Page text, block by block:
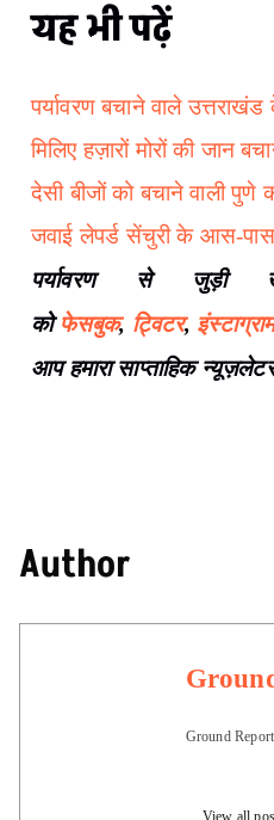
यह भी पढ़ें
पर्यावरण बचाने वाले
मिलिए हज़ारों मोरों की जान
देसी बीजों को बचाने वाली पुणे
जवाई लेपर्ड सेंचुरी के आस-पास
पर्यावरण से जुड़ी
कोफेसबुक, ट्विटर,
आप हमारा साप्ताहिक
Author
Ground
View all